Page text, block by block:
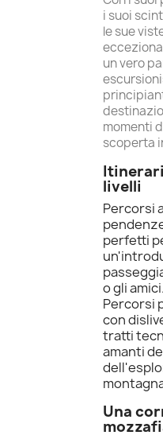
i suoi
le sue
un vero
momenti
scoperta
livelli
Percorsi
perfetti
o gli amici.
Percorsi
con
tratti
amanti
Una